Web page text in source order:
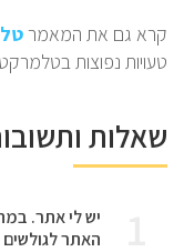
קרא גם את המאמר
טעויות נפוצות
שאלות
יש לי אתר.
האתר לגולשים